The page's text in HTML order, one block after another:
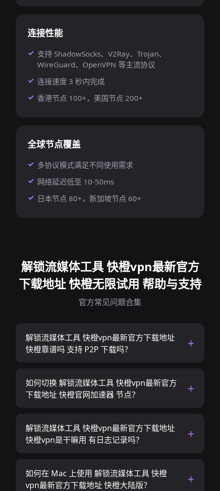
连接性能
支持 ShadowSocks、V2Ray、Trojan、
WireGuard、OpenVPN 等主流协议
连接速度 3 秒内完成
香港节点 100+，美国节点 200+
全球节点覆盖
多协议模式满足不同使用需求
网络延迟低至 10-50ms
日本节点 80+，新加坡节点 60+
解锁流媒体工具 快橙vpn最新官方
下载地址 快橙无限试用 帮助与支持
官方常见问题合集
解锁流媒体工具 快橙vpn最新官方下载地址
快橙靠谱吗 支持 P2P 下载吗？
如何切换 解锁流媒体工具 快橙vpn最新官方
下载地址 快橙官网加速器 节点？
解锁流媒体工具 快橙vpn最新官方下载地址
快橙vpn是干嘛用 有日志记录吗？
如何在 Mac 上使用 解锁流媒体工具 快橙
vpn最新官方下载地址 快橙大陆版？